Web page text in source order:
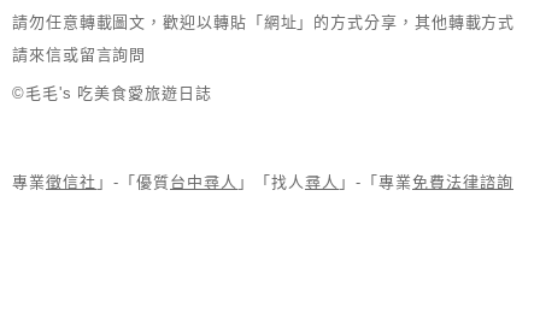
請勿任意轉載圖文，歡迎以轉貼「網址」的方式分享，其他轉載方式
請來信或留言詢問
©毛毛's 吃美食愛旅遊日誌
專業徵信社 」-「優質台中尋人 」「找人尋人 」-「專業免費法律諮詢